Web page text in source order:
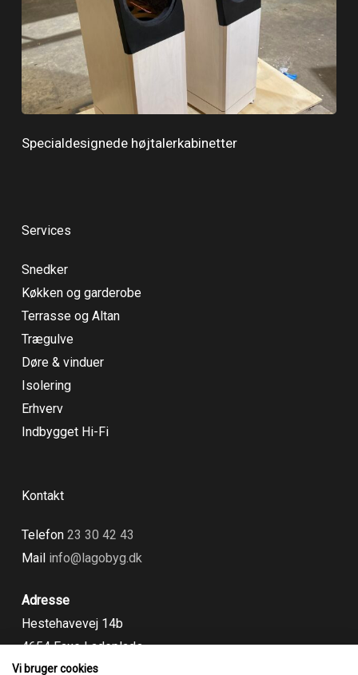
Specialdesignede højtalerkabinetter
Services
Snedker
Køkken og garderobe
Terrasse og Altan
Trægulve
Døre & vinduer
Isolering
Erhverv
Indbygget Hi-Fi
Kontakt
Telefon 23 30 42 43
Mail info@lagobyg.dk​
Adresse
Hestehavevej 14b
4654 Faxe Ladeplads
Google Maps
Vi bruger cookies